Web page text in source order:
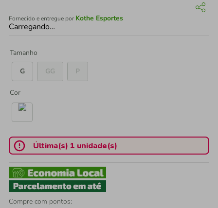
Fornecido e entregue por Kothe Esportes
Carregando…
Tamanho
G
GG P
Cor
Última(s) 1 unidade(s)
Compre com pontos: